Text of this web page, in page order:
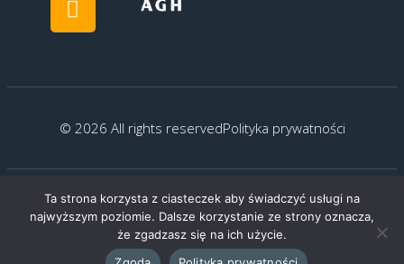
© 2026 All rights reservedPolityka prywatności
Created by: G.Kocyłowski
Ta strona korzysta z ciasteczek aby świadczyć usługi na
najwyższym poziomie. Dalsze korzystanie ze strony oznacza,
że zgadzasz się na ich użycie.